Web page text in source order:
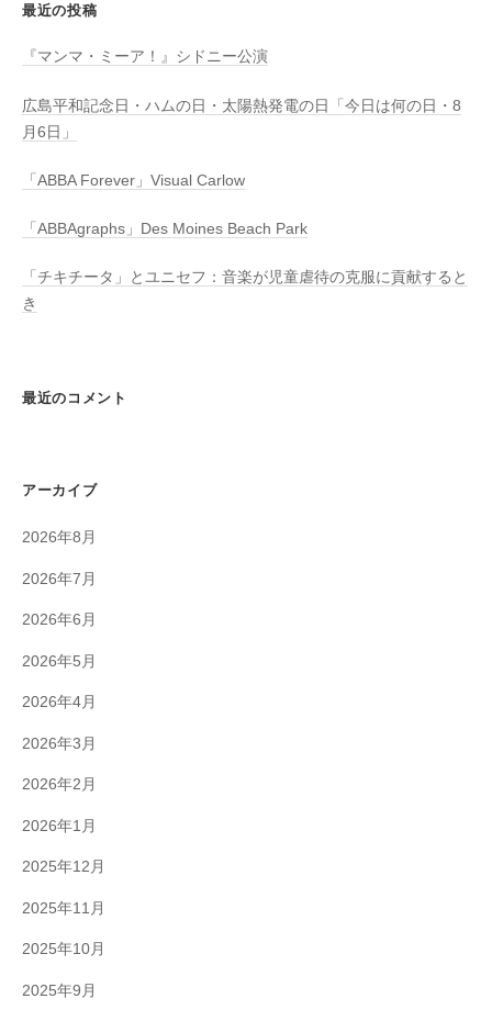
最近の投稿
『マンマ・ミーア！』シドニー公演
広島平和記念日・ハムの日・太陽熱発電の日「今日は何の日・8
月6日」
「ABBA Forever」Visual Carlow
「ABBAgraphs」Des Moines Beach Park
「チキチータ」とユニセフ：音楽が児童虐待の克服に貢献すると
き
最近のコメント
アーカイブ
2026年8月
2026年7月
2026年6月
2026年5月
2026年4月
2026年3月
2026年2月
2026年1月
2025年12月
2025年11月
2025年10月
2025年9月